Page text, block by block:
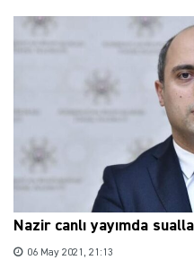
Nazir canlı yayımda
06 May 2021, 21:13